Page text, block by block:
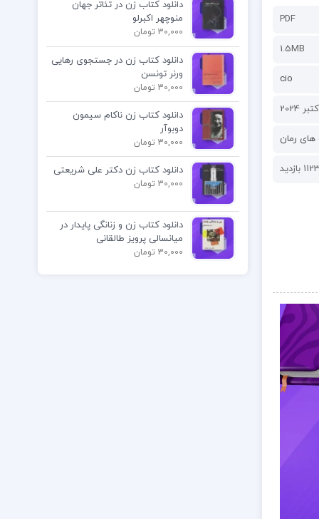
PDF
1.5MB
cio
رمان
1123 بازدید
دانلود کتاب زن در تئاتر جهان
منوچهر اکبرلو
30,000 تومان
دانلود کتاب زن در جستجوی رهایی
ورنر تونسن
30,000 تومان
دانلود کتاب زن ناکام سیمون
دوبوآر
30,000 تومان
دانلود کتاب زن دکتر علی شریعتی
30,000 تومان
دانلود کتاب زن و زنانگی پایدار در
میانسالی پرویز طالقانی
30,000 تومان